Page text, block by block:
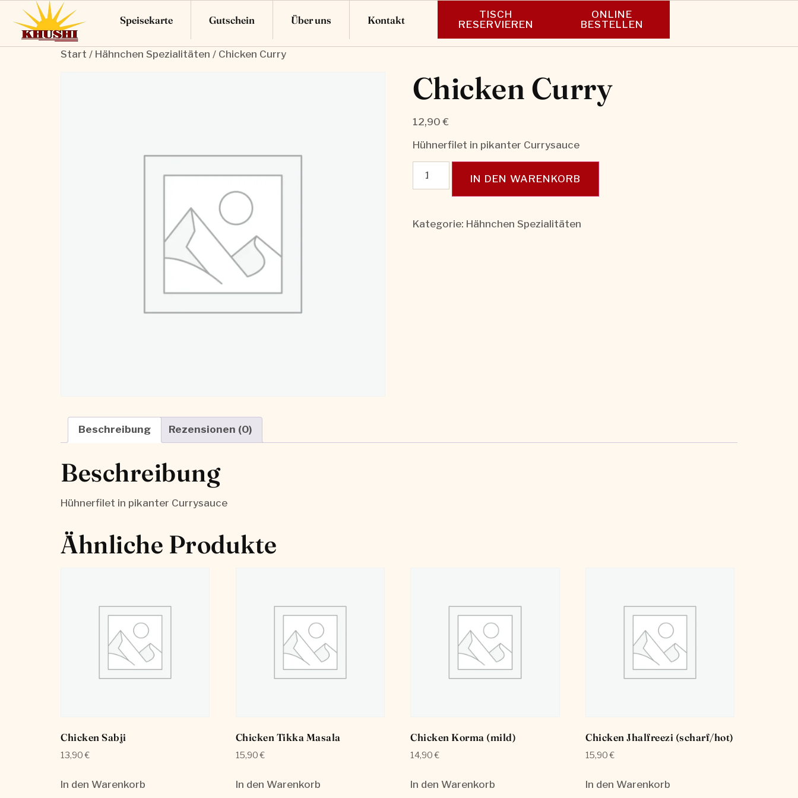
Speisekarte Gutschein Über uns Kontakt
TISCH
RESERVIEREN
ONLINE
BESTELLEN
Start / Hähnchen Spezialitäten / Chicken Curry
Chicken Curry
12,90€
Hühnerfilet in pikanter Currysauce
IN DEN WARENKORB
Kategorie: Hähnchen Spezialitäten
Beschreibung Rezensionen (0)
Beschreibung
Hühnerfilet in pikanter Currysauce
Ähnliche Produkte
Chicken Sabji
13,90€
In den Warenkorb
Chicken Tikka Masala
15,90€
In den Warenkorb
Chicken Korma (mild)
14,90€
In den Warenkorb
Chicken Jhalfreezi (scharf/hot)
15,90€
In den Warenkorb